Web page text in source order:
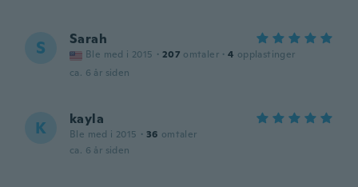
S Sarah
Ble med i 2015 · 207 omtaler · 4 opplastinger
ca. 6 år siden
K kayla
Ble med i 2015 · 36 omtaler
ca. 6 år siden